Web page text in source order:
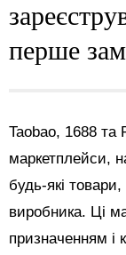
перше
Taobao, 1688 та
маркетплейси,
будь-які
виробника. Ці
призначенням і